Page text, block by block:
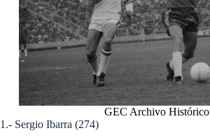
GEC Archivo Histórico
1.- Sergio Ibarra (274)